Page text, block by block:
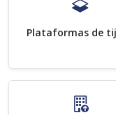
Plataformas de